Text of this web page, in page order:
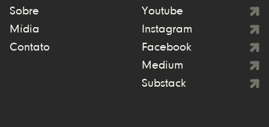
Sobre
Mídia
Contato
Youtube
Instagram
Facebook
Medium
Substack